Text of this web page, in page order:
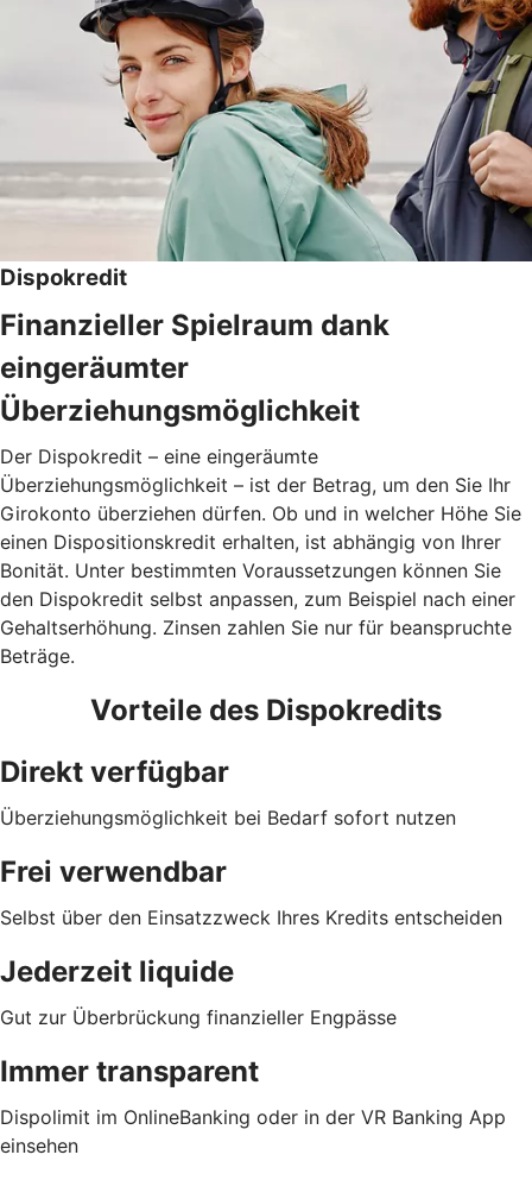
Dispokredit
Finanzieller Spielraum dank
eingeräumter
Überziehungsmöglichkeit
Der Dispokredit – eine eingeräumte
Überziehungsmöglichkeit – ist der Betrag, um den Sie Ihr
Girokonto überziehen dürfen. Ob und in welcher Höhe Sie
einen Dispositionskredit erhalten, ist abhängig von Ihrer
Bonität. Unter bestimmten Voraussetzungen können Sie
den Dispokredit selbst anpassen, zum Beispiel nach einer
Gehaltserhöhung. Zinsen zahlen Sie nur für beanspruchte
Beträge.
Vorteile des Dispokredits
Direkt verfügbar
Überziehungsmöglichkeit bei Bedarf sofort nutzen
Frei verwendbar
Selbst über den Einsatzzweck Ihres Kredits entscheiden
Jederzeit liquide
Gut zur Überbrückung finanzieller Engpässe
Immer transparent
Dispolimit im OnlineBanking oder in der VR Banking App
einsehen